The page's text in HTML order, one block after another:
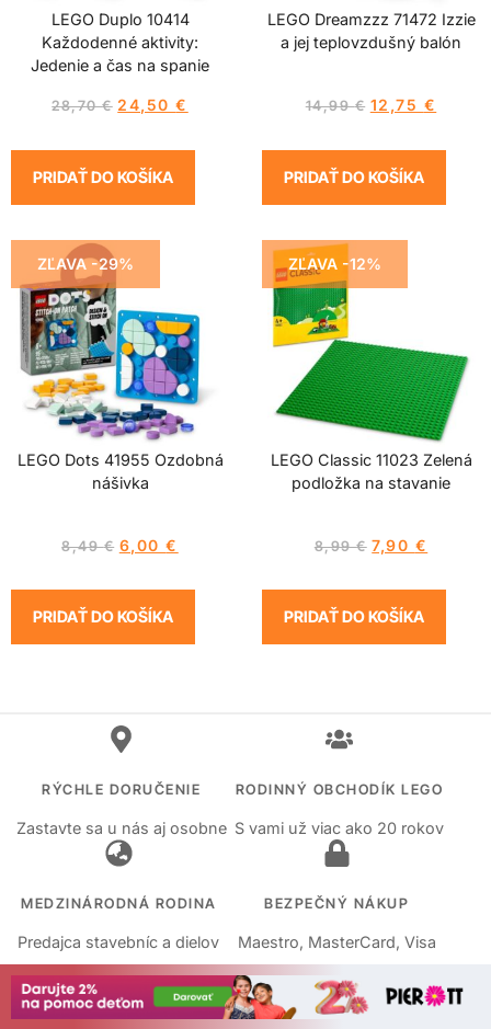
LEGO Duplo 10414
Každodenné aktivity:
Jedenie a čas na spanie
28,70€ 24,50€
PRIDAŤ DO KOŠÍKA
LEGO Dreamzzz 71472 Izzie
a jej teplovzdušný balón
14,99€ 12,75 €
PRIDAŤ DO KOŠÍKA
ZĽAVA -29%
LEGO Dots 41955 Ozdobná
nášivka
8,49€ 6,00€
PRIDAŤ DO KOŠÍKA
ZĽAVA -12%
LEGO Classic 11023 Zelená
podložka na stavanie
8,99€ 7,90 €
PRIDAŤ DO KOŠÍKA
RÝCHLE DORUČENIE
Zastavte sa u nás aj osobne
RODINNÝ OBCHODÍK LEGO
S vami už viac ako 20 rokov
MEDZINÁRODNÁ RODINA
Predajca stavebníc a dielov
BEZPEČNÝ NÁKUP
Maestro, MasterCard, Visa